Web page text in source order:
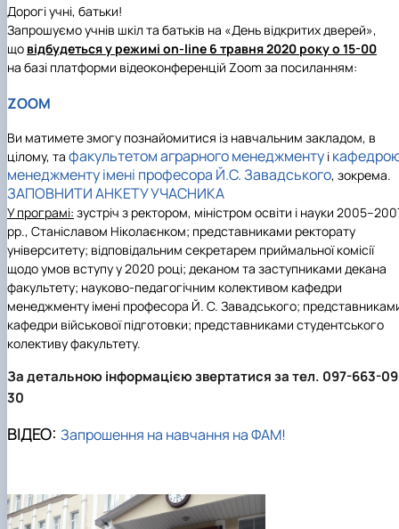
Дорогі учні, батьки!
Запрошуємоучнів шкіл та батьків на «День відкритих дверей»,
що відбудеться у режимі on-line 6 травня 2020 року о 15-00
на базі платформи відеоконференцій Zoom за посиланням:
ZOOM
Ви матимете змогу познайомитися із навчальним закладом, в
цілому, та факультетом аграрного менеджменту і
менеджменту імені професора Й.С. Завадського, зокрема.
ЗАПОВНИТИ АНКЕТУ УЧАСНИКА
У програмі: зустріч з ректором, міністром освіти і науки
рр., Станіславом Ніколаєнком; представниками ректорату
університету; відповідальним секретарем приймальної комісії
щодо умов вступу у 2020 році; деканом та заступниками декана
факультету; науково-педагогічним колективом кафедри
менеджменту імені професора Й. С. Завадського;
кафедри військової підготовки; представниками студентського
колективу факультету.
За детальною інформацією звертатися за тел. 097-663-
30
ВІДЕО: Запрошення на навчання на ФАМ!